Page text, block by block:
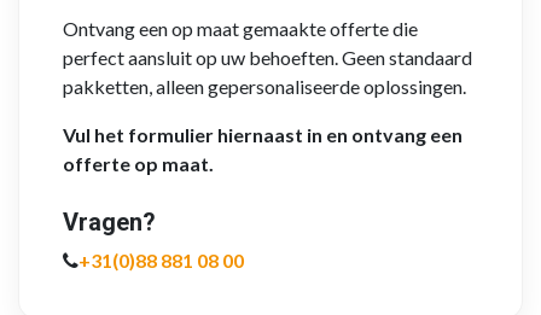
Ontvang een op maat gemaakte offerte die
perfect aansluit op uw behoeften. Geen standaard
pakketten, alleen gepersonaliseerde oplossingen.
Vul het formulier hiernaast in en ontvang een
offerte op maat.
Vragen?
+31(0)88 881 08 00